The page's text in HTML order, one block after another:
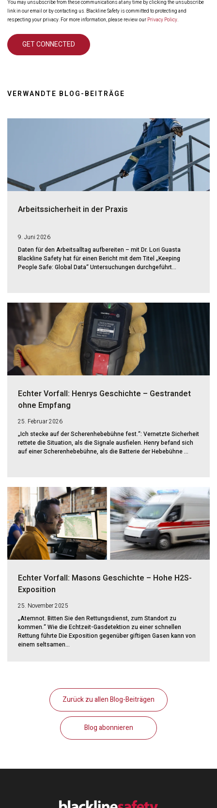
You may unsubscribe from these communications at any time by clicking the unsubscribe
link in our email or by contacting us. Blackline Safety is committed to protecting and
respecting your privacy. For more information, please review our Privacy Policy.
VERWANDTE BLOG-BEITRÄGE
Arbeitssicherheit in der Praxis
9. Juni 2026
Daten für den Arbeitsalltag aufbereiten – mit Dr. Lori Guasta
Blackline Safety hat für einen Bericht mit dem Titel „Keeping
People Safe: Global Data“ Untersuchungen durchgeführt...
Echter Vorfall: Henrys Geschichte – Gestrandet
ohne Empfang
25. Februar 2026
„Ich stecke auf der Scherenhebebühne fest.“: Vernetzte Sicherheit
rettete die Situation, als die Signale ausfielen. Henry befand sich
auf einer Scherenhebebühne, als die Batterie der Hebebühne ...
Echter Vorfall: Masons Geschichte – Hohe H2S-
Exposition
25. November 2025
„Atemnot. Bitten Sie den Rettungsdienst, zum Standort zu
kommen.“ Wie die Echtzeit-Gasdetektion zu einer schnellen
Rettung führte Die Exposition gegenüber giftigen Gasen kann von
einem seltsamen...
Zurück zu allen Blog-Beiträgen
Blog abonnieren